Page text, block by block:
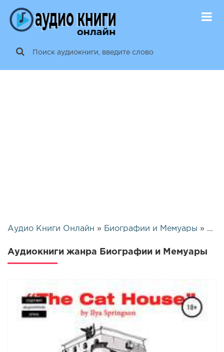
Аудио Книги Онлайн » Биографии и Мемуары » Страница 59
Аудиокниги жанра Биографии и Мемуары